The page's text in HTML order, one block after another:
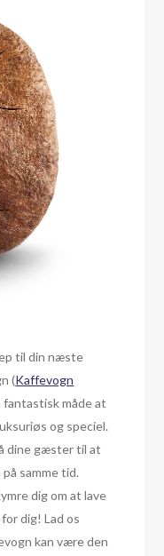
til din næste
(Kaffevogn
fantastisk måde at
og speciel.
dine gæster til at
samme tid.
dig om at lave
dig! Lad os
kan være den